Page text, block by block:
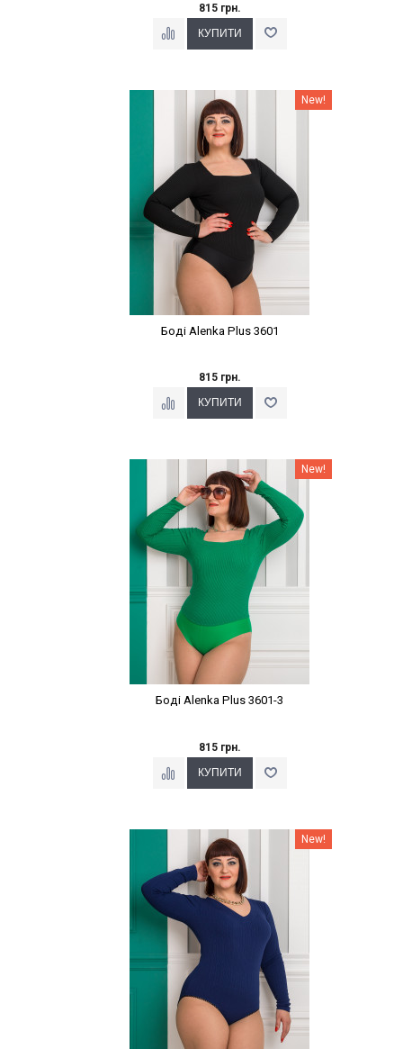
815 грн.
New!
Боді Alenka Plus 3601
815 грн.
New!
Боді Alenka Plus 3601-3
815 грн.
Наклейки Варіант з % New!